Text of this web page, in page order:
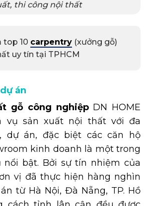
thi công nội thất
top 10 carpentry (xưởng gỗ)
uy tín tại TPHCM
án
gỗ công nghiệpDN HOME
vụ sản xuất nội thất với đa
dự án, đặc biệt các căn hộ
kinh doanh là một trong
nổi bật. Bởi sự tín nhiệm của
vị đã thực hiện hàng nghìn
từ Hà Nội, Đà Nẵng, TP. Hồ